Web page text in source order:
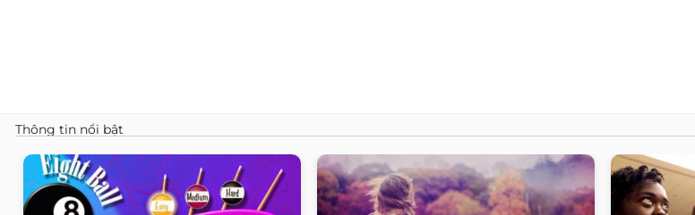
Thông tin nổi bật